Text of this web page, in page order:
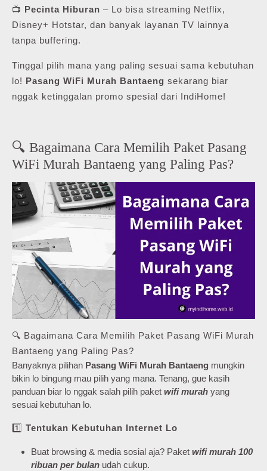
📺 Pecinta Hiburan – Lo bisa streaming Netflix,
Disney+ Hotstar, dan banyak layanan TV lainnya
tanpa buffering.
Tinggal pilih mana yang paling sesuai sama kebutuhan
lo! Pasang WiFi Murah Bantaeng sekarang biar
nggak ketinggalan promo spesial dari IndiHome!
🔍 Bagaimana Cara Memilih Paket Pasang
WiFi Murah Bantaeng yang Paling Pas?
🔍 Bagaimana Cara Memilih Paket Pasang WiFi Murah
Bantaeng yang Paling Pas?
Banyaknya pilihan Pasang WiFi Murah Bantaeng mungkin
bikin lo bingung mau pilih yang mana. Tenang, gue kasih
panduan biar lo nggak salah pilih paket wifi murah yang
sesuai kebutuhan lo.
1️⃣ Tentukan Kebutuhan Internet Lo
Buat browsing & media sosial aja? Paket wifi murah 100
ribuan per bulan udah cukup.